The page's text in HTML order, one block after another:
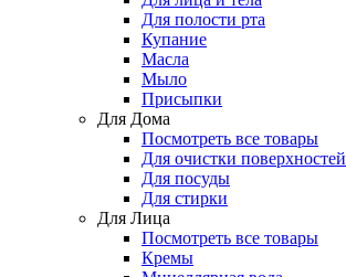
Для полости рта
Купание
Масла
Мыло
Присыпки
Для Дома
Посмотреть все товары
Для очистки поверхностей
Для посуды
Для стирки
Для Лица
Посмотреть все товары
Кремы